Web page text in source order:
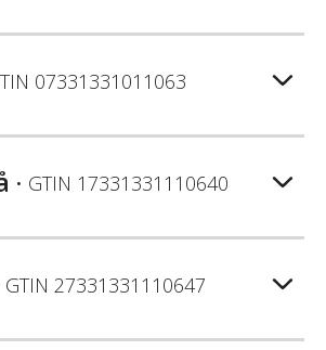
07331331011063
• GTIN 17331331110640
GTIN 27331331110647